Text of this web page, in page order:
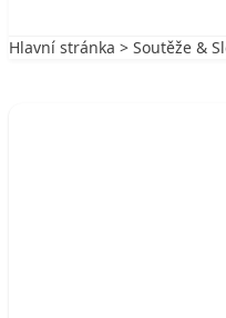
Hlavní stránka > Soutěže &